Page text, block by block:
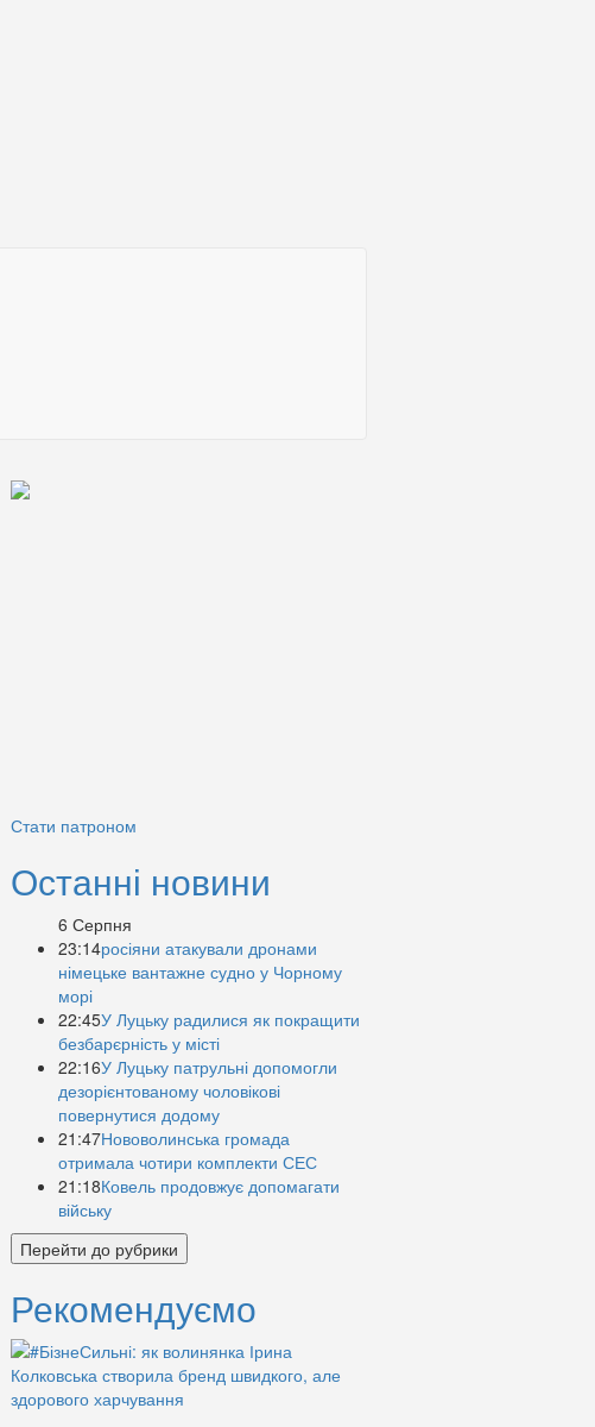
Стати патроном
Останні новини
6 Серпня
23:14росіяни атакували дронами
німецьке вантажне судно у Чорному
морі
22:45У Луцьку радилися як покращити
безбарєрність у місті
22:16У Луцьку патрульні допомогли
дезорієнтованому чоловікові
повернутися додому
21:47Нововолинська громада
отримала чотири комплекти СЕС
21:18Ковель продовжує допомагати
війську
Перейти до рубрики
Рекомендуємо